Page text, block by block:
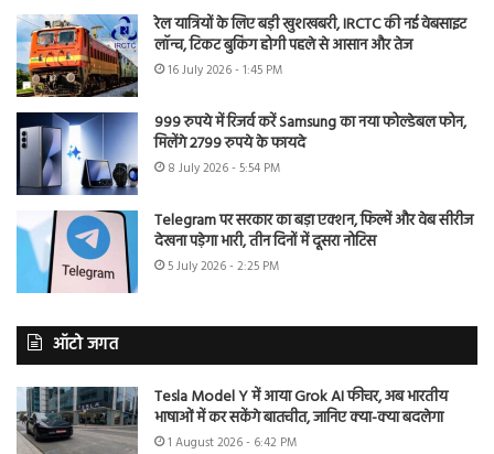
रेल यात्रियों के लिए बड़ी खुशखबरी, IRCTC की नई वेबसाइट
लॉन्च, टिकट बुकिंग होगी पहले से आसान और तेज
16 July 2026 - 1:45 PM
999 रुपये में रिजर्व करें Samsung का नया फोल्डेबल फोन,
मिलेंगे 2799 रुपये के फायदे
8 July 2026 - 5:54 PM
Telegram पर सरकार का बड़ा एक्शन, फिल्में और वेब सीरीज
देखना पड़ेगा भारी, तीन दिनों में दूसरा नोटिस
5 July 2026 - 2:25 PM
ऑटो जगत
Tesla Model Y में आया Grok AI फीचर, अब भारतीय
भाषाओं में कर सकेंगे बातचीत, जानिए क्या-क्या बदलेगा
1 August 2026 - 6:42 PM